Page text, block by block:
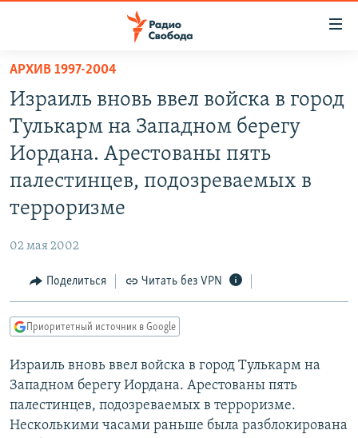
упрощенного
доступа
Вернуться
основному
содержанию
главной
Вернутся
поиску
ПОДКАСТЫ
АВТОРСКИЕ ПРОЕКТЫ
МНЕНИЯ
КАВКАЗ.РЕАЛИИ
СЕВЕР.РЕАЛИИ
РАСПИСАНИЕ ВЕЩАНИЯ
ПОДПИШИТЕСЬ НА РАССЫЛКУ
АРХИВ 1997-2004
Израиль вновь ввел войска в город
Тулькарм на Западном берегу
Иордана. Арестованы пять
палестинцев, подозреваемых в
терроризме
02 мая 2002
Поделиться Читать без VPN
Приоритетный источник в Google
Израиль вновь ввел войска в город Тулькарм на
Западном берегу Иордана. Арестованы пять
палестинцев, подозреваемых в терроризме.
Несколькими часами раньше была разблокирована